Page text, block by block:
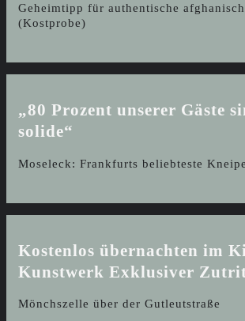
Geheimtipp für authentische
(Kostprobe)
„80 Prozent unserer Gäste
solide“
Moseleck: Frankfurts beliebteste Kneipe
Kostenlos übernachten im
Kunstwerk Exklusiver
Mönchszelle über der Gutleutstraße